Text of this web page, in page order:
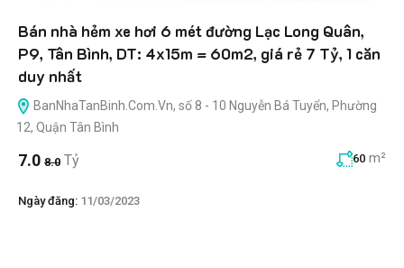
Bán nhà hẻm xe hơi 6 mét đường Lạc Long Quân,
P9, Tân Bình, DT: 4x15m = 60m2, giá rẻ 7 Tỷ, 1 căn
duy nhất
BanNhaTanBinh.Com.Vn, số 8 - 10 Nguyễn Bá Tuyển, Phường
12, Quận Tân Bình
7.0 8.0 Tỷ 60 m²
Ngày đăng: 11/03/2023